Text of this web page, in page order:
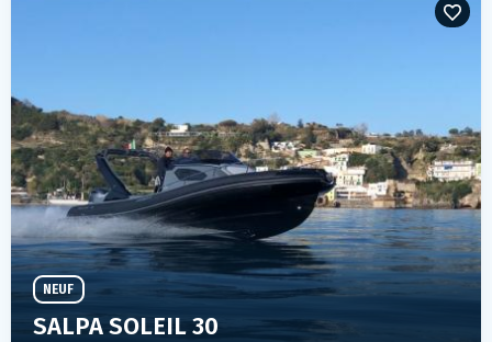
SALPA SOLEIL 30
NEUF